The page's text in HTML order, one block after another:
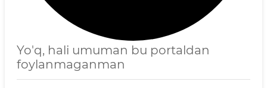
Yo'q, hali umuman bu portaldan
foylanmaganman